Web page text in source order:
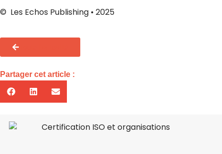
© Les Echos Publishing • 2025
Partager cet article :